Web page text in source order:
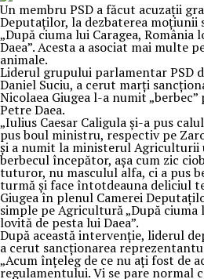
Un membru PSD a făcut acuzaţii
Deputaţilor, la dezbaterea
„După ciuma lui Caragea, România
Daea”. Acesta a asociat mai multe
animale.
Liderul grupului parlamentar PSD
Daniel Suciu, a cerut marţi
Nicolaea Giugea l-a numit
Petre Daea.
„Iulius Caesar Caligula şi-a pus
pus boul ministru, respectiv pe
şi a numit la ministerul Agriculturii
berbecul începător, aşa cum zic
tuturor, nu masculul alfa, ci a pus
turmă şi face întotdeauna deliciul
Giugea în plenul Camerei
simple pe Agricultură „După ciuma
lovită de pesta lui Daea”.
După această intervenţie, liderul
a cerut sancţionarea
„Acum înţeleg de ce nu aţi fost de
regulamentului. Vi se pare normal